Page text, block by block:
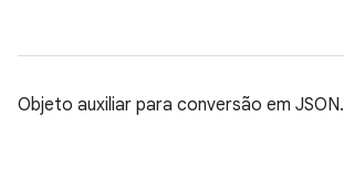
Objeto auxiliar para conversão em JSON.